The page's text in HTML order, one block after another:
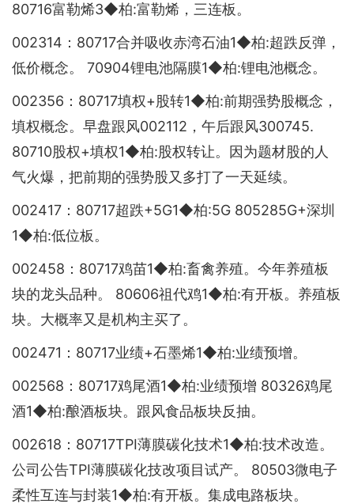
80716富勒烯3◆柏:富勒烯，三连板。
002314：80717合并吸收赤湾石油1◆柏:超跌反弹，
低价概念。 70904锂电池隔膜1◆柏:锂电池概念。
002356：80717填权+股转1◆柏:前期强势股概念，
填权概念。早盘跟风002112，午后跟风300745.
80710股权+填权1◆柏:股权转让。因为题材股的人
气火爆，把前期的强势股又多打了一天延续。
002417：80717超跌+5G1◆柏:5G 805285G+深圳
1◆柏:低位板。
002458：80717鸡苗1◆柏:畜禽养殖。今年养殖板
块的龙头品种。 80606祖代鸡1◆柏:有开板。养殖板
块。大概率又是机构主买了。
002471：80717业绩+石墨烯1◆柏:业绩预增。
002568：80717鸡尾酒1◆柏:业绩预增 80326鸡尾
酒1◆柏:酿酒板块。跟风食品板块反抽。
002618：80717TPI薄膜碳化技术1◆柏:技术改造。
公司公告TPI薄膜碳化技改项目试产。 80503微电子
柔性互连与封装1◆柏:有开板。集成电路板块。